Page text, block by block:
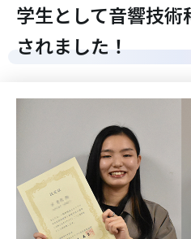
学生として音響技
されました！